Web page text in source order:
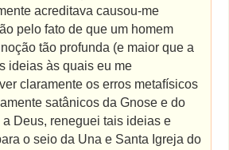
acreditava causou-me
pelo fato de que um homem
tão profunda (e maior que a
ideias às quais eu me
claramente os erros metafísicos
satânicos da Gnose e do
a Deus, reneguei tais ideias e
o seio da Una e Santa Igreja do